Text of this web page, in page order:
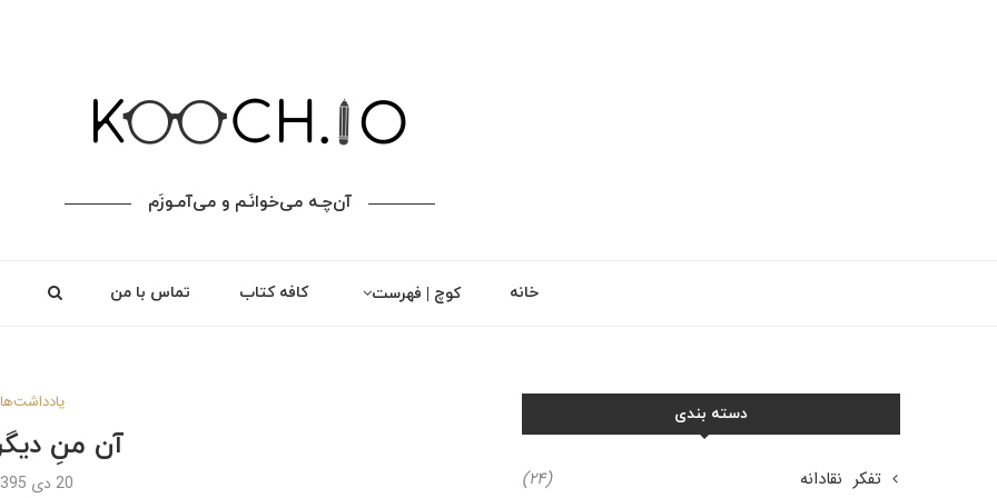
آن‌چـه می‌خوانَـم و می‌آمـوزَم
خانه کوچ | فهرست کافه کتاب تماس با من
یادداشت‌ها
آن منِ
20 دی 1395
دسته بندی
تفکر نقادانه (۲۴)